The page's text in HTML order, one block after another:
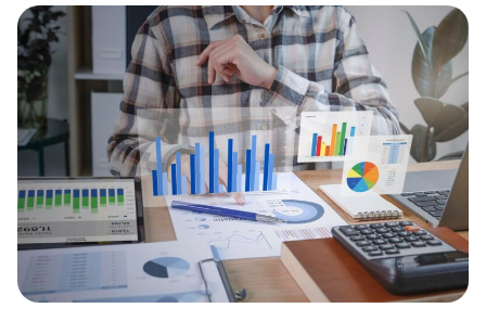
Paper XB
Bayar luar negeri pakai kartu kredit
Kartu Kredit Bisnis
Paper Card
Satu kartu untuk bisnis & personal
Paper Horizon
Kartu korporat expense terlengkap
Solusi Industri
Food & Beverages
Blog
Kumpulan tips dan informasi bisnis